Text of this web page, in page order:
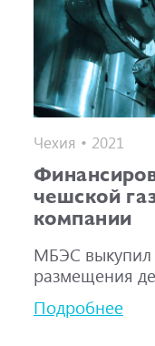
Чехия • 2021
чешской
компании
МБЭС выкупил
размещения
Подробнее